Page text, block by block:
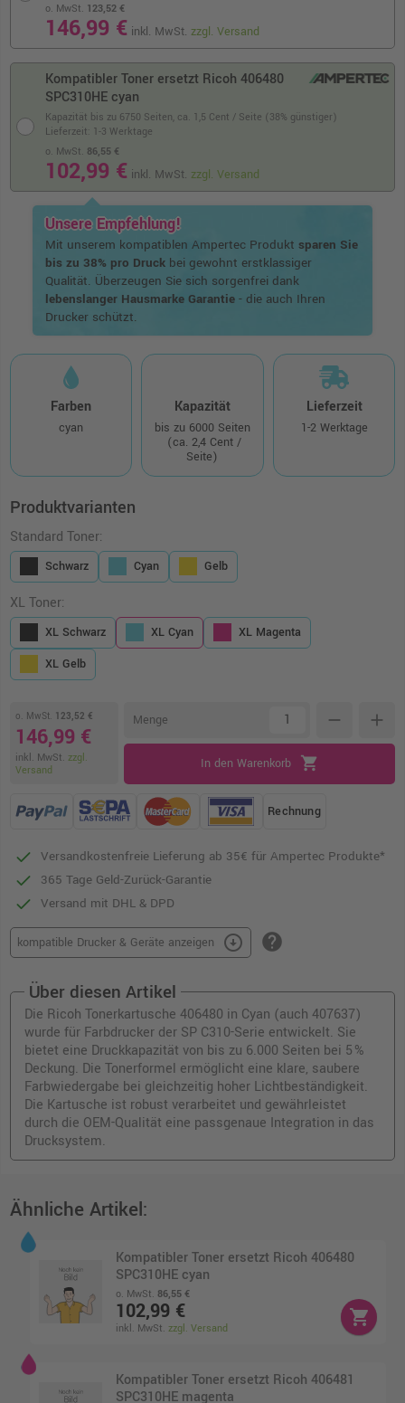
o. MwSt. 123,52 €
146,99 € inkl. MwSt.zzgl. Versand
Kompatibler Toner ersetzt Ricoh 406480
SPC310HE cyan
Kapazität bis zu 6750 Seiten, ca. 1,5 Cent / Seite (38% günstiger)
o. MwSt. 86,55 €
102,99 € inkl. MwSt. zzgl. Versand
Lieferzeit: 1-3 Werktage
Unsere Empfehlung!
Mit unserem kompatiblen Ampertec Produkt sparen Sie
bis zu 38% pro Druckbei gewohnt erstklassiger
Qualität. Überzeugen Sie sich sorgenfrei dank
lebenslanger Hausmarke Garantie- die auch Ihren
Drucker schützt.
Farben
cyan
Kapazität
bis zu 6000 Seiten
(ca. 2,4 Cent /
Seite)
Lieferzeit
1-2 Werktage
Produktvarianten
Standard Toner:
Schwarz Cyan Gelb
XL Toner:
XL Schwarz XL Cyan
XL Magenta
XL Gelb
o. MwSt. 123,52 €
146,99 €
inkl. MwSt. zzgl.
Versand
Menge remove add
In den Warenkorb shopping_cart
Rechnung
Versandkostenfreie Lieferung ab 35€ für Ampertec Produkte*
365 Tage Geld-Zurück-Garantie
Versand mit DHL & DPD
kompatible Drucker & Geräte anzeigen arrow_circle_down help
Über diesen Artikel
Die Ricoh Tonerkartusche 406480 in Cyan (auch 407637)
wurde für Farbdrucker der SP C310-Serie entwickelt. Sie
bietet eine Druckkapazität von bis zu 6.000 Seiten bei 5 %
Deckung. Die Tonerformel ermöglicht eine klare, saubere
Farbwiedergabe bei gleichzeitig hoher Lichtbeständigkeit.
Die Kartusche ist robust verarbeitet und gewährleistet
durch die OEM-Qualität eine passgenaue Integration in das
Drucksystem.
Ähnliche Artikel:
Kompatibler Toner ersetzt Ricoh 406480
SPC310HE cyan
o. MwSt. 86,55 €
102,99 €
inkl. MwSt.zzgl. Versand
shopping_cart
Kompatibler Toner ersetzt Ricoh 406481
SPC310HE magenta